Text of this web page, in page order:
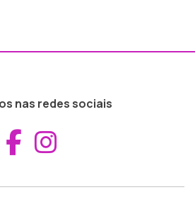
nas redes sociais
Aceder ao